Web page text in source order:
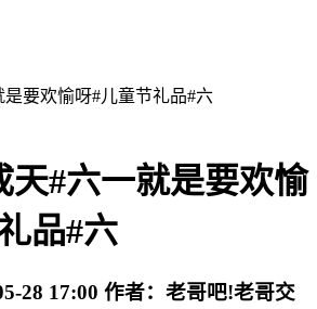
要欢愉呀#儿童节礼品#六
天#六一就是要欢愉
品#六
28 17:00 作者： 老哥吧!老哥交